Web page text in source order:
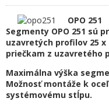
OPO 251
Segmenty OPO 251 sú
uzavretých profilov 25
priečkam z uzavretého
Maximálna výška
Možnosť montáže k
systémovému stĺpu.